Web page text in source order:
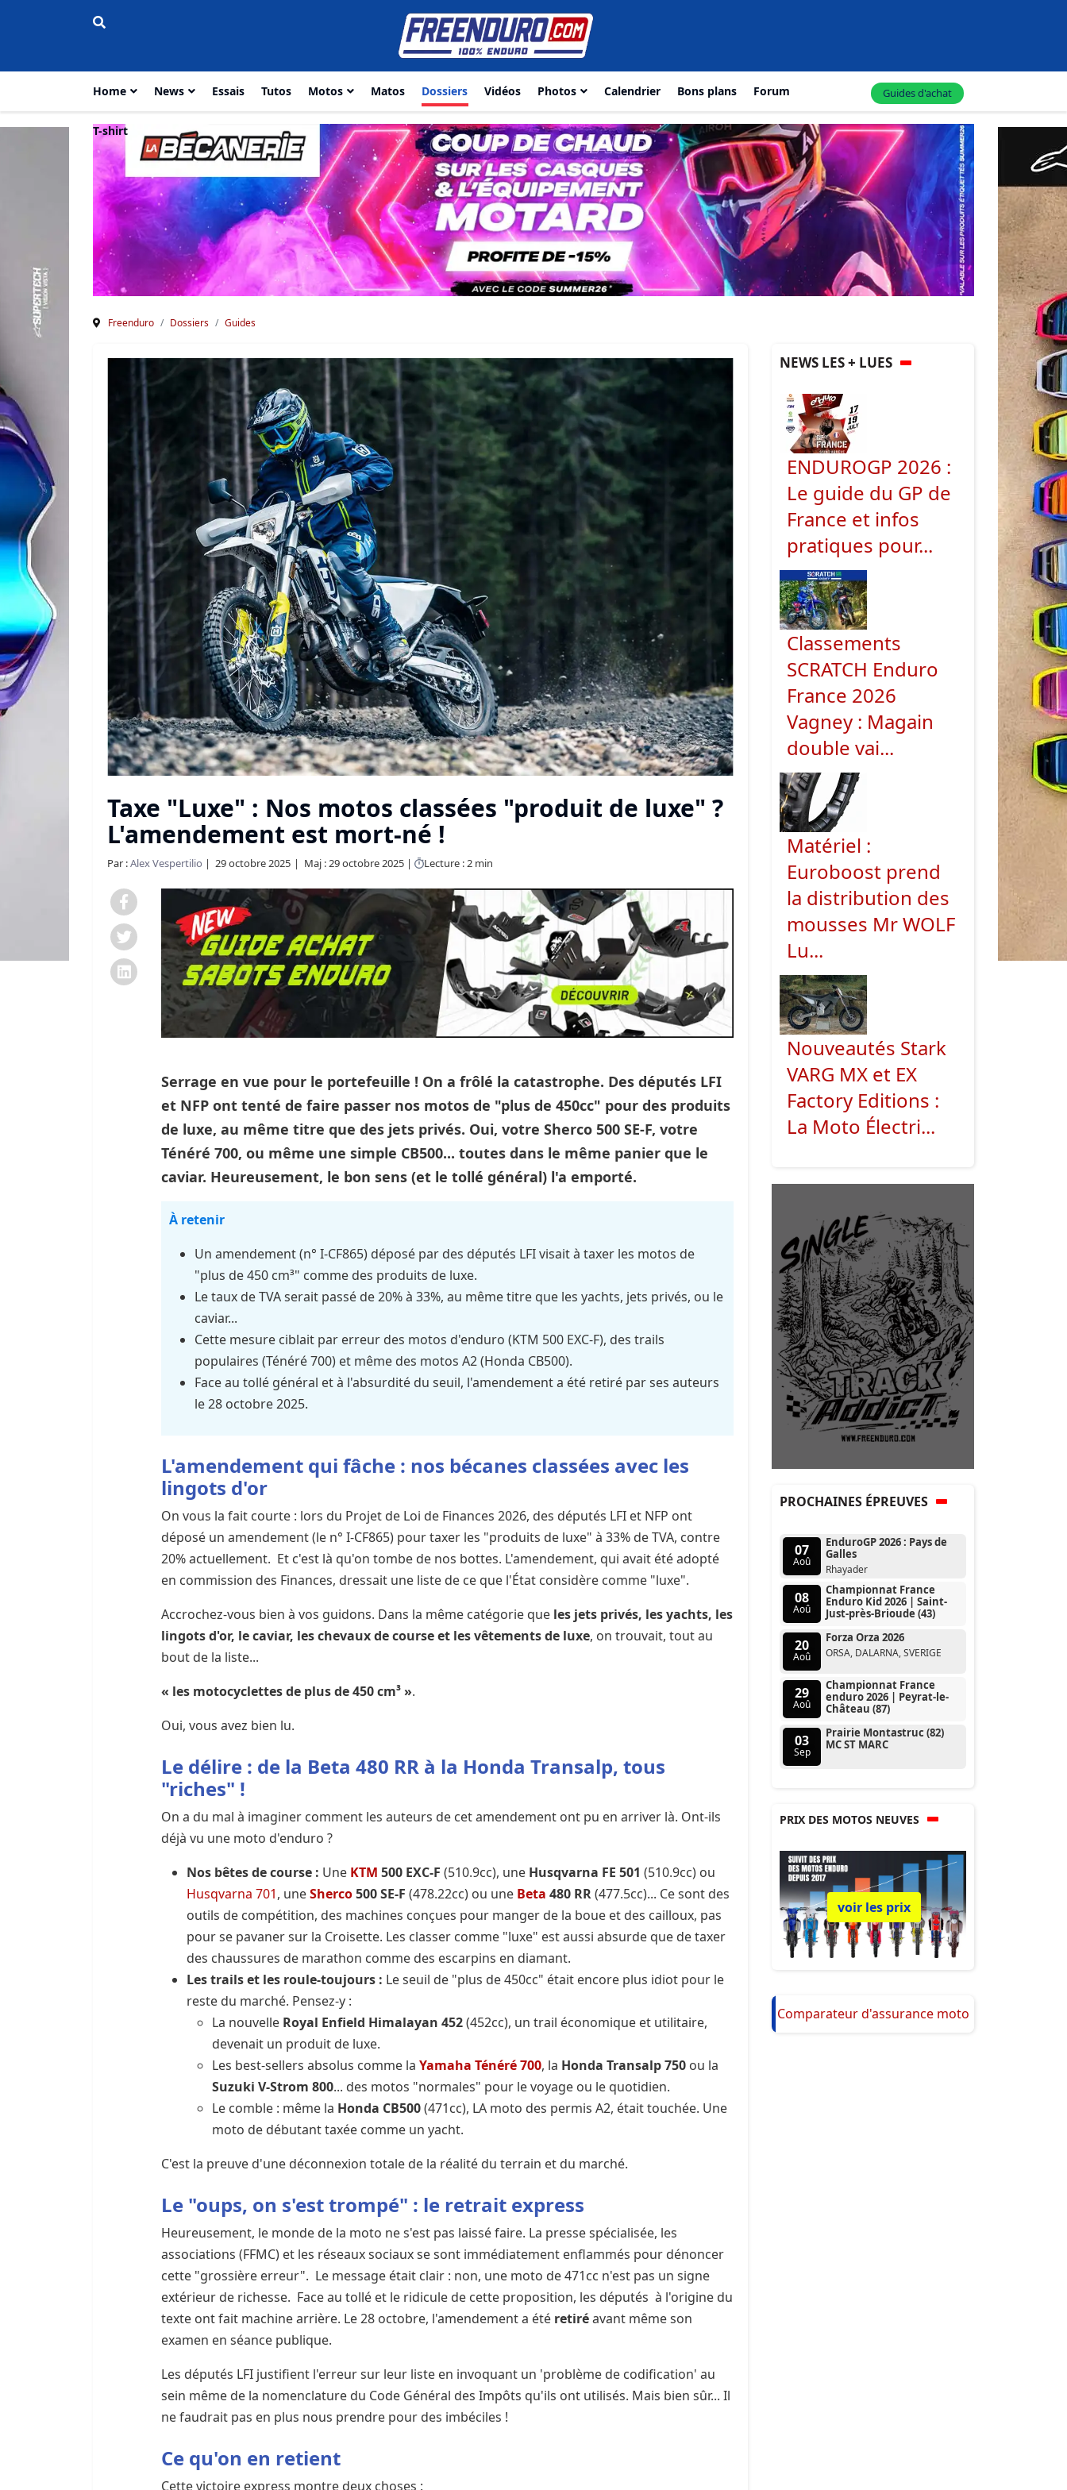
Home News Essais Tutos Motos Matos Dossiers Vidéos Photos Calendrier Bons plans Forum
T-shirt
Guides d'achat
Freenduro Dossiers Guides
Taxe "Luxe" : Nos motos classées "produit de luxe" ?
L'amendement est mort-né !
Par :Alex Vespertilio 29 octobre 2025 Maj : 29 octobre 2025 Lecture : 2 min
Serrage en vue pour le portefeuille ! On a frôlé la catastrophe. Des députés LFI
et NFP ont tenté de faire passer nos motos de "plus de 450cc" pour des produits
de luxe, au même titre que des jets privés. Oui, votre Sherco 500 SE-F, votre
Ténéré 700, ou même une simple CB500... toutes dans le même panier que le
caviar. Heureusement, le bon sens (et le tollé général) l'a emporté.
À retenir
Un amendement (n° I-CF865) déposé par des députés LFI visait à taxer les motos de
"plus de 450 cm³" comme des produits de luxe.
Le taux de TVA serait passé de 20% à 33%, au même titre que les yachts, jets privés, ou le
caviar...
Cette mesure ciblait par erreur des motos d'enduro (KTM 500 EXC-F), des trails
populaires (Ténéré 700) et même des motos A2 (Honda CB500).
Face au tollé général et à l'absurdité du seuil, l'amendement a été retiré par ses auteurs
le 28 octobre 2025.
L'amendement qui fâche : nos bécanes classées avec les
lingots d'or
On vous la fait courte : lors du Projet de Loi de Finances 2026, des députés LFI et NFP ont
déposé un amendement (le n° I-CF865) pour taxer les "produits de luxe" à 33% de TVA, contre
20% actuellement. Et c'est là qu'on tombe de nos bottes. L'amendement, qui avait été adopté
en commission des Finances, dressait une liste de ce que l'État considère comme "luxe".
Accrochez-vous bien à vos guidons. Dans la même catégorie que les jets privés, les yachts, les
lingots d'or, le caviar, les chevaux de course et les vêtements de luxe, on trouvait, tout au
bout de la liste...
« les motocyclettes de plus de 450 cm³ ».
Oui, vous avez bien lu.
Le délire : de la Beta 480 RR à la Honda Transalp, tous
"riches" !
On a du mal à imaginer comment les auteurs de cet amendement ont pu en arriver là. Ont-ils
déjà vu une moto d'enduro ?
Nos bêtes de course : Une KTM 500 EXC-F (510.9cc), une Husqvarna FE 501 (510.9cc) ou
Husqvarna 701, uneSherco500 SE-F (478.22cc) ou une Beta 480 RR(477.5cc)... Ce sont des
outils de compétition, des machines conçues pour manger de la boue et des cailloux, pas
pour se pavaner sur la Croisette. Les classer comme "luxe" est aussi absurde que de taxer
des chaussures de marathon comme des escarpins en diamant.
Les trails et les roule-toujours : Le seuil de "plus de 450cc" était encore plus idiot pour le
reste du marché. Pensez-y :
La nouvelle Royal Enfield Himalayan 452(452cc), un trail économique et utilitaire,
devenait un produit de luxe.
Les best-sellers absolus comme laYamaha Ténéré 700, la Honda Transalp 750 ou la
Suzuki V-Strom 800... des motos "normales" pour le voyage ou le quotidien.
Le comble : même la Honda CB500(471cc), LA moto des permis A2, était touchée. Une
moto de débutant taxée comme un yacht.
C'est la preuve d'une déconnexion totale de la réalité du terrain et du marché.
Le "oups, on s'est trompé" : le retrait express
Heureusement, le monde de la moto ne s'est pas laissé faire. La presse spécialisée, les
associations (FFMC) et les réseaux sociaux se sont immédiatement enflammés pour dénoncer
cette "grossière erreur". Le message était clair : non, une moto de 471cc n'est pas un signe
extérieur de richesse. Face au tollé et le ridicule de cette proposition, les députés à l'origine du
texte ont fait machine arrière. Le 28 octobre, l'amendement a été retiréavant même son
examen en séance publique.
Les députés LFI justifient l'erreur sur leur liste en invoquant un 'problème de codification' au
sein même de la nomenclature du Code Général des Impôts qu'ils ont utilisés. Mais bien sûr... Il
ne faudrait pas en plus nous prendre pour des imbéciles !
Ce qu'on en retient
Cette victoire express montre deux choses :
NEWS LES + LUES
ENDUROGP 2026 :
Le guide du GP de
France et infos
pratiques pour...
Classements
SCRATCH Enduro
France 2026
Vagney : Magain
double vai...
Matériel :
Euroboost prend
la distribution des
mousses Mr WOLF
Lu...
Nouveautés Stark
VARG MX et EX
Factory Editions :
La Moto Électri...
PROCHAINES ÉPREUVES
07
Aoû
EnduroGP 2026 : Pays de
Galles
Rhayader
08
Aoû
Championnat France
Enduro Kid 2026 | Saint-
Just-près-Brioude (43)
20
Aoû
Forza Orza 2026
ORSA, DALARNA, SVERIGE
29
Aoû
Championnat France
enduro 2026 | Peyrat-le-
Château (87)
03
Sep
Prairie Montastruc (82)
MC ST MARC
PRIX DES MOTOS NEUVES
voir les prix
Comparateur d'assurance moto